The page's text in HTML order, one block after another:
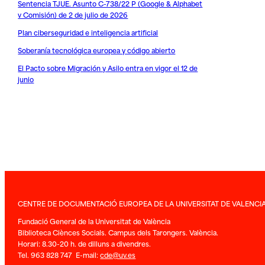
Sentencia TJUE. Asunto C-738/22 P (Google & Alphabet
v Comisión) de 2 de julio de 2026
Plan ciberseguridad e inteligencia artificial
Soberanía tecnológica europea y código abierto
El Pacto sobre Migración y Asilo entra en vigor el 12 de
junio
CENTRE DE DOCUMENTACIÓ EUROPEA DE LA UNIVERSITAT DE
Fundació General de la Universitat de València
Biblioteca Ciènces Socials. Campus dels Tarongers. València.
Horari: 8.30-20 h. de dilluns a divendres.
Tel. 963 828 747 E-mail:cde@uv.es